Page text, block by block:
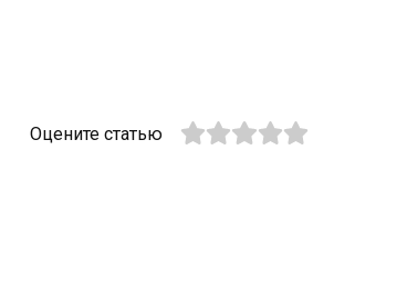
Оцените статью